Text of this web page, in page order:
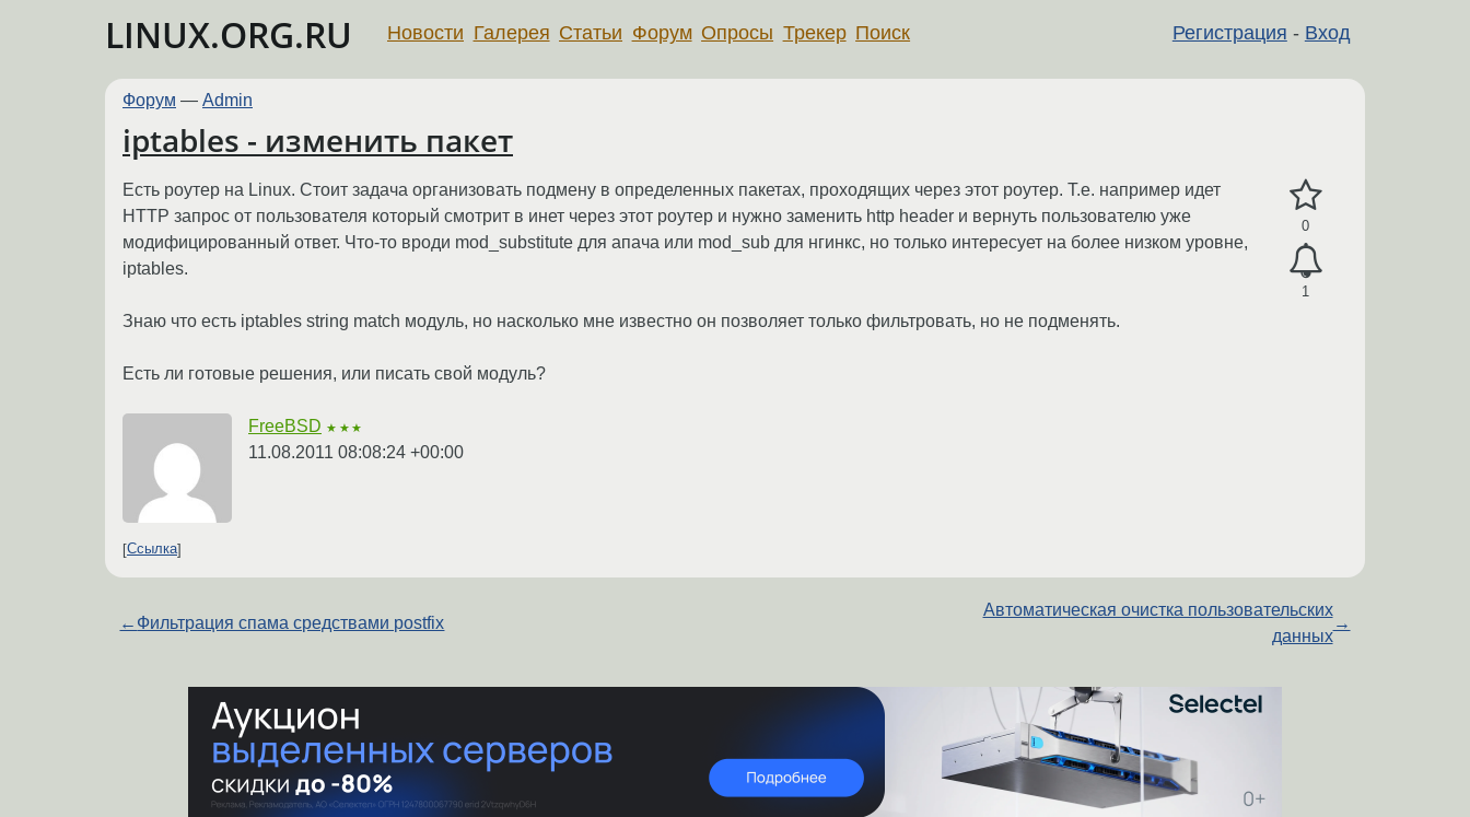
LINUX.ORG.RU Регистрация - Вход
Новости Галерея Статьи Форум Опросы Трекер Поиск
Форум — Admin
iptables - изменить пакет
0
1
Есть роутер на Linux. Стоит задача организовать подмену в определенных пакетах, проходящих через этот роутер. Т.е. например идет
HTTP запрос от пользователя который смотрит в инет через этот роутер и нужно заменить http header и вернуть пользователю уже
модифицированный ответ. Что-то вроди mod_substitute для апача или mod_sub для нгинкс, но только интересует на более низком уровне,
iptables.
Знаю что есть iptables string match‎ модуль, но насколько мне известно он позволяет только фильтровать, но не подменять.
Есть ли готовые решения, или писать свой модуль?
FreeBSD ★★★
11.08.2011 08:08:24 +00:00
Ссылка
← Фильтрация спама средствами postfix
Автоматическая очистка пользовательских
данных
→